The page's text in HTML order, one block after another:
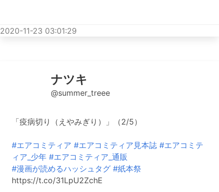
2020-11-23 03:01:29
ナツキ
@summer_treee
「疫病切り（えやみぎり）」（2/5）
#エアコミティア #エアコミティア見本誌 #エアコミテ
ィア_少年 #エアコミティア_通販
#漫画が読めるハッシュタグ #紙本祭
https://t.co/31LpU2ZchE